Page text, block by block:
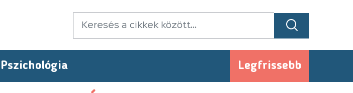
Pszichológia Legfrissebb